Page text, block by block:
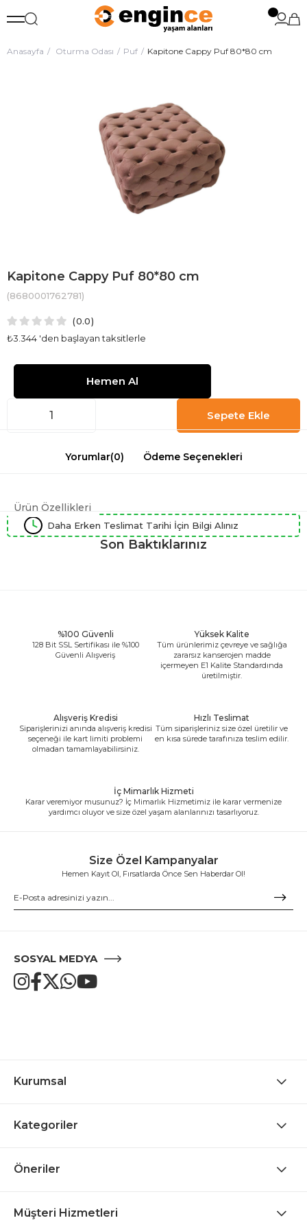
Anasayfa Oturma Odası Puf Kapitone Cappy Puf 80*80 cm
Kapitone Cappy Puf 80*80 cm
(8680001762781)
0.0
₺3.344 'den başlayan taksitlerle
Yorumlar(0) Ödeme Seçenekleri
Ürün Özellikleri
Daha Erken Teslimat Tarihi İçin Bilgi Alınız
Son Baktıklarınız
%100 Güvenli
128 Bit SSL Sertifikası ile %100
Güvenli Alışveriş
Yüksek Kalite
Tüm ürünlerimiz çevreye ve sağlığa
zararsız kanserojen madde
içermeyen E1 Kalite Standardında
üretilmiştir.
Alışveriş Kredisi
Siparişlerinizi anında alışveriş kredisi
seçeneği ile kart limiti problemi
olmadan tamamlayabilirsiniz.
Hızlı Teslimat
Tüm siparişleriniz size özel üretilir ve
en kısa sürede tarafınıza teslim edilir.
İç Mimarlık Hizmeti
Karar veremiyor musunuz? İç Mimarlık Hizmetimiz ile karar vermenize
yardımcı oluyor ve size özel yaşam alanlarınızı tasarlıyoruz.
Size Özel Kampanyalar
Hemen Kayıt Ol, Fırsatlarda Önce Sen Haberdar Ol!
SOSYAL MEDYA
Kurumsal
Kategoriler
Öneriler
Müşteri Hizmetleri